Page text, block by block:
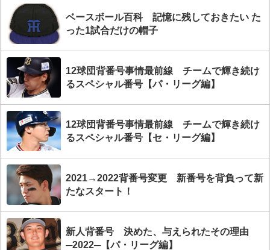
ベースボール百科 記憶に残しておきたい た
った1試合だけの帽子
12球団背番号事情最前線 チームで輝き続け
るスペシャル番号【パ・リーグ編】
12球団背番号事情最前線 チームで輝き続け
るスペシャル番号【セ・リーグ編】
2021→2022背番号変更 新番号を背負って新
たなスタート！
新人背番号 決めた、与えられたその理由
─2022─【パ・リーグ編】